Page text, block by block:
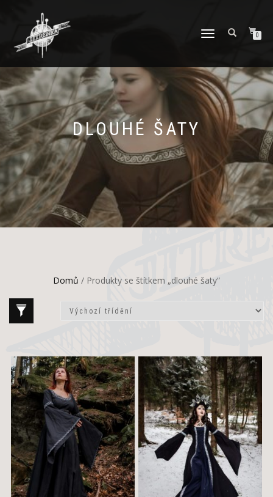
PŘEPNOUT
0
DLOUHÉ ŠATY
Domů / Produkty se štítkem „dlouhé šaty“
This
product
has
multiple
variants.
The
options
may
be
chosen
on